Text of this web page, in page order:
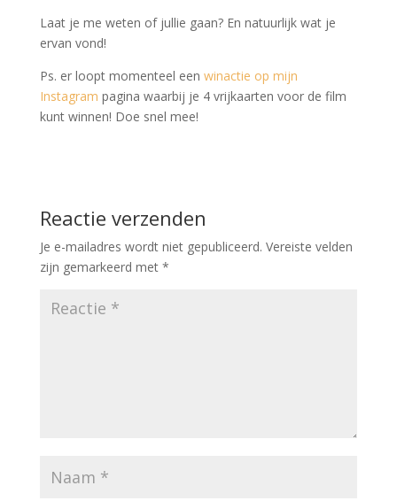
Laat je me weten of jullie gaan? En natuurlijk wat je
ervan vond!
Ps. er loopt momenteel een winactie op mijn
Instagram pagina waarbij je 4 vrijkaarten voor de film
kunt winnen! Doe snel mee!
Reactie verzenden
Je e-mailadres wordt niet gepubliceerd. Vereiste velden
zijn gemarkeerd met *